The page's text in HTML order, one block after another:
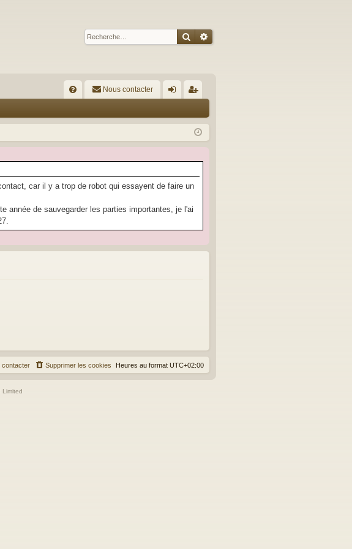
Rechercher
Recherche avancée
Q
Nous contacter
ne
on
nr
ist
car il y a trop de robot qui essayent de faire un
année de sauvegarder les parties importantes, je l'ai
Heures au format UTC+02:00
Supprimer les cookies
contacter
Limited